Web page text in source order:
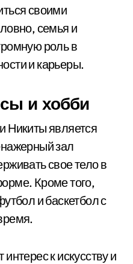
своими
семья и
роль в
и карьеры.
и хобби
Никиты является
зал
свое тело в
Кроме того,
и баскетбол с
к искусству и